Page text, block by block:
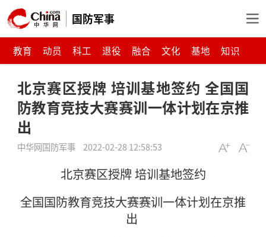
国防军事
教育 动员 科工 退役 融合 文化 基地 知识
北京赛区授牌 培训基地签约 全国国
防教育竞技大赛赛训一体计划在京推
出
中华网国防军事 2022-02-28 12:58:53
北京赛区授牌 培训基地签约
全国国防教育竞技大赛赛训一体计划在京推
出